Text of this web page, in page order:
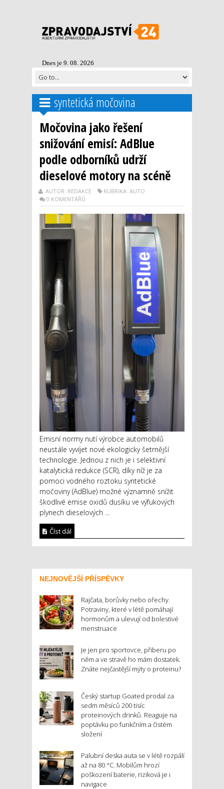
Dnes je 9. 08. 2026
syntetická močovina
Močovina jako řešení
snižování emisí: AdBlue
podle odborníků udrží
dieselové motory na scéně
AUTOR: REDAKCE
RUBRIKA: AUTO
0 KOMENTÁŘŮ
Emisní normy nutí výrobce automobilů
neustále vyvíjet nové ekologicky šetrnější
technologie. Jednou z nich je i selektivní
katalytická redukce (SCR), díky níž je za
pomoci vodného roztoku syntetické
močoviny (AdBlue) možné významně snížit
škodlivé emise oxidů dusíku ve výfukových
plynech dieselových ...
Číst dál
NEJNOVĚJŠÍ PŘÍSPĚVKY
Rajčata, borůvky nebo ořechy.
Potraviny, které v létě pomáhají
hormonům a ulevují od bolestivé
menstruace
Je jen pro sportovce, přiberu po
něm a ve stravě ho mám dostatek.
Znáte nejčastější mýty o proteinu?
Český startup Goated prodal za
sedm měsíců 200 tisíc
proteinových drinků. Reaguje na
poptávku po funkčním a čistém
složení
Palubní deska auta se v létě rozpálí
až na 80 °C. Mobilům hrozí
poškození baterie, riziková je i
navigace